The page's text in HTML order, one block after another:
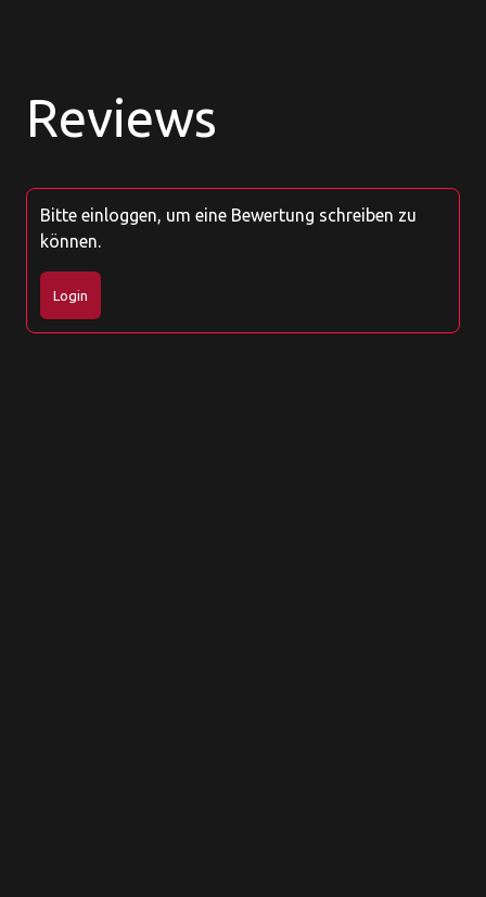
Reviews
Bitte einloggen, um eine Bewertung schreiben zu
können.
Login